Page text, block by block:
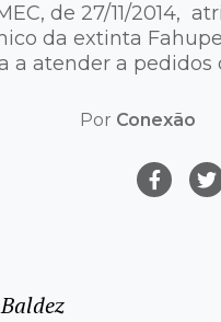
de 27/11/2014,
da extinta
a atender a
Por Conexão